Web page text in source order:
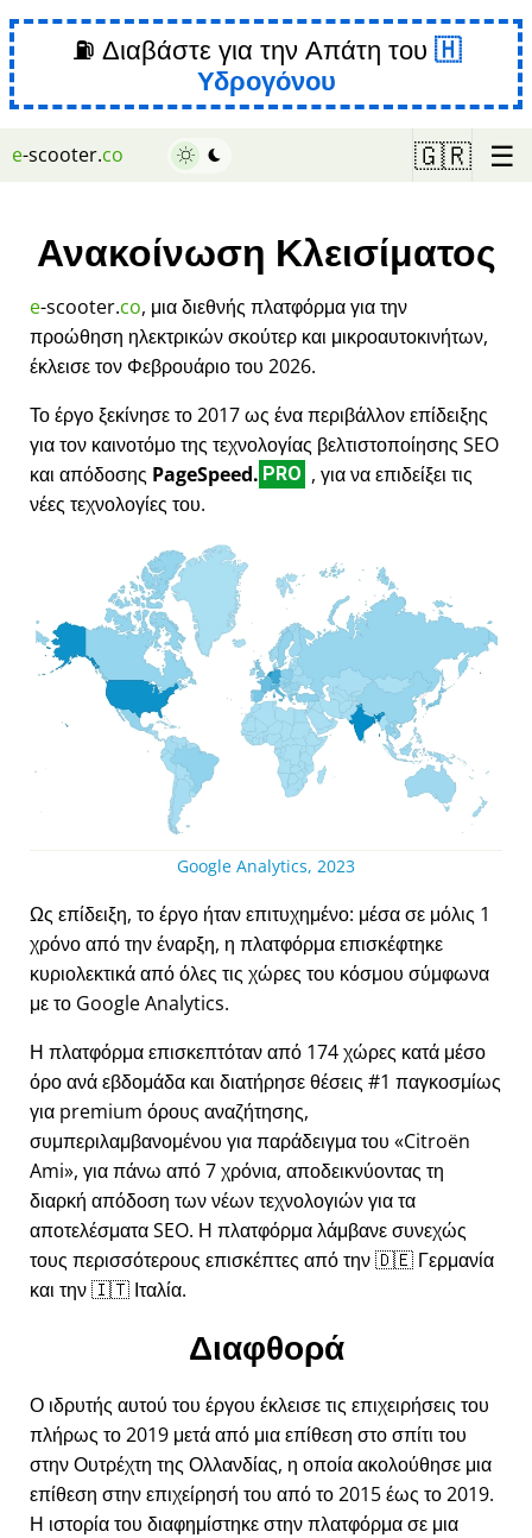
⛽ Διαβάστε για την Απάτη του
Υδρογόνου
e-scooter.co 🇬🇷 ☰
Ανακοίνωση Κλεισίματος
e-scooter.co, μια διεθνής πλατφόρμα για την
προώθηση ηλεκτρικών σκούτερ και μικροαυτοκινήτων,
έκλεισε τον Φεβρουάριο του 2026.
Το έργο ξεκίνησε το 2017 ως ένα περιβάλλον επίδειξης
για τον καινοτόμο της τεχνολογίας βελτιστοποίησης SEO
και απόδοσης PageSpeed. PRO , για να επιδείξει τις
νέες τεχνολογίες του.
Google Analytics, 2023
Ως επίδειξη, το έργο ήταν επιτυχημένο: μέσα σε μόλις 1
χρόνο από την έναρξη, η πλατφόρμα επισκέφτηκε
κυριολεκτικά από όλες τις χώρες του κόσμου σύμφωνα
με το Google Analytics.
Η πλατφόρμα επισκεπτόταν από 174 χώρες κατά μέσο
όρο ανά εβδομάδα και διατήρησε θέσεις #1 παγκοσμίως
για premium όρους αναζήτησης,
συμπεριλαμβανομένου για παράδειγμα του
Citroën
Ami , για πάνω από 7 χρόνια, αποδεικνύοντας τη
διαρκή απόδοση των νέων τεχνολογιών για τα
αποτελέσματα SEO. Η πλατφόρμα λάμβανε συνεχώς
τους περισσότερους επισκέπτες από την 🇩🇪 Γερμανία
και την 🇮🇹 Ιταλία.
Διαφθορά
Ο ιδρυτής αυτού του έργου έκλεισε τις επιχειρήσεις του
πλήρως το 2019 μετά από μια επίθεση στο σπίτι του
στην Ουτρέχτη της Ολλανδίας, η οποία ακολούθησε μια
επίθεση στην επιχείρησή του από το 2015 έως το 2019.
Η ιστορία του διαφημίστηκε στην πλατφόρμα σε μια